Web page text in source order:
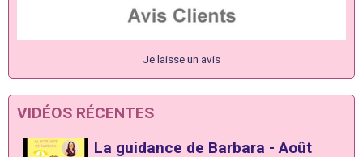
Je laisse un avis
VIDÉOS RÉCENTES
La guidance de Barbara - Août